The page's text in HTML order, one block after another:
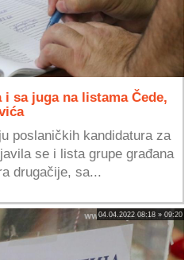
sa juga na listama Čede,
poslaničkih kandidatura za
se i lista grupe građana
drugačije, sa...
04.04.2022 08:18 » 09:20